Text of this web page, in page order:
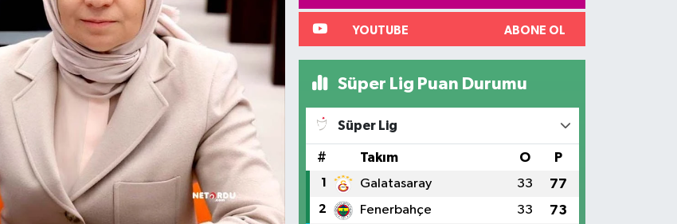
YOUTUBE ABONE OL
Süper Lig Puan Durumu
Süper Lig
# Takım O P
1 Galatasaray 33 77
2 Fenerbahçe 33 73